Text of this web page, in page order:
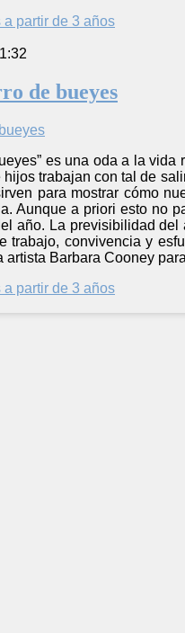
a partir de 3 años
de bueyes
es una oda a la
trabajan con tal de
para mostrar cómo
Aunque a priori esto no
año. La previsibilidad
trabajo, convivencia y
artista Barbara Cooney
a partir de 3 años